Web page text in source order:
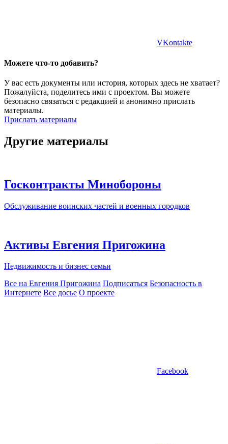
VKontakte
Можете что-то добавить?
У вас есть документы или история, которых здесь не хватает?
Пожалуйста, поделитесь ими с проектом. Вы можете
безопасно связаться с редакцией и анонимно прислать
материалы.
Прислать материалы
Другие материалы
Госконтракты Минобороны
Обслуживание воинских частей и военных городков
Активы Евгения Пригожина
Недвижимость и бизнес семьи
Все на Евгения Пригожина Подписаться Безопасность в
Интернете Все досье О проекте
Facebook